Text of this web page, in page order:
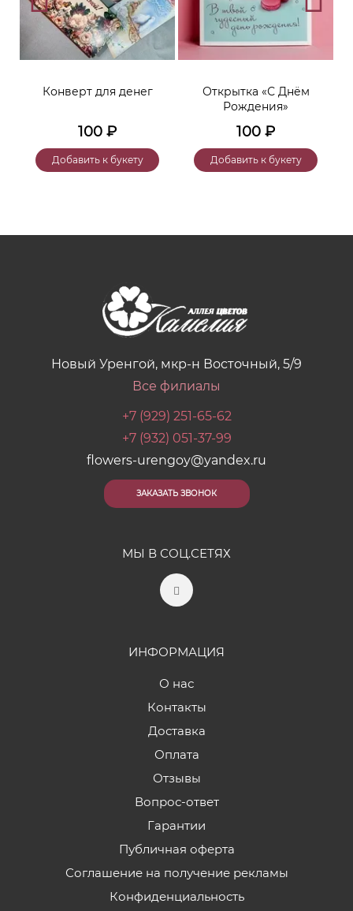
Конверт для денег
100 ₽
Добавить к букету
Открытка «С Днём
Рождения»
100 ₽
Добавить к букету
Новый Уренгой, мкр-н Восточный, 5/9
Все филиалы
+7 (929) 251-65-62
+7 (932) 051-37-99
flowers-urengoy@yandex.ru
ЗАКАЗАТЬ ЗВОНОК
МЫ В СОЦ.СЕТЯХ
ИНФОРМАЦИЯ
О нас
Контакты
Доставка
Оплата
Отзывы
Вопрос-ответ
Гарантии
Публичная оферта
Соглашение на получение рекламы
Конфиденциальность